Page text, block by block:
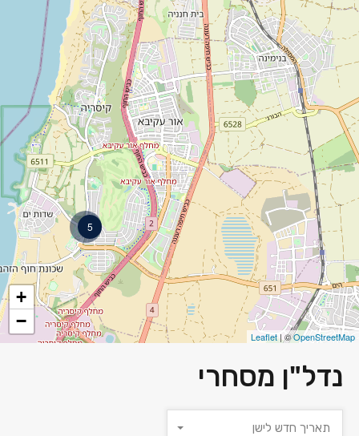
5
+
−
Leaflet| ©OpenStreetMap
נדל"ן מסחרי
תאריך חדש לישן